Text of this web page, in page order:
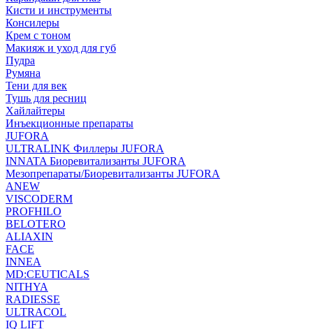
Кисти и инструменты
Консилеры
Крем с тоном
Макияж и уход для губ
Пудра
Румяна
Тени для век
Тушь для ресниц
Хайлайтеры
Инъекционные препараты
JUFORA
ULTRALINK Филлеры JUFORA
INNATA Биоревитализанты JUFORA
Мезопрепараты/Биоревитализанты JUFORA
ANEW
VISCODERM
PROFHILO
BELOTERO
ALIAXIN
FACE
INNEA
MD:CEUTICALS
NITHYA
RADIESSE
ULTRACOL
IQ LIFT